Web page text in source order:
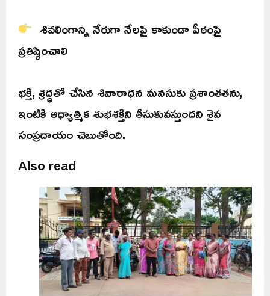
శివలింగాన్ని నేరుగా నేలపై కాకుండా పీఠంపై
ప్రతిష్ఠించాలి
భక్తి, శ్రద్ధతో చేసిన శివారాధన మనసుకు ప్రశాంతతను,
ఇంటికి ఆధ్యాత్మిక శుభశక్తిని తీసుకువస్తుందని శైవ
సంప్రదాయం చెబుతోంది.
Also read